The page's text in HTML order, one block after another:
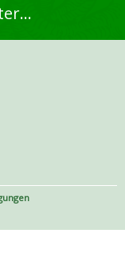
Nähkromanten - Die alternative Näh- und DIY-Community